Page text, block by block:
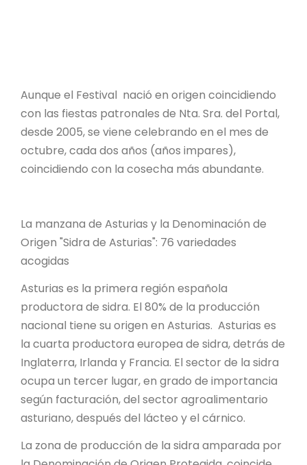
Aunque el Festival nació en origen coincidiendo
con las fiestas patronales de Nta. Sra. del Portal,
desde 2005, se viene celebrando en el mes de
octubre, cada dos años (años impares),
coincidiendo con la cosecha más abundante.
La manzana de Asturias y la Denominación de
Origen "Sidra de Asturias": 76 variedades
acogidas
Asturias es la primera región española
productora de sidra. El 80% de la producción
nacional tiene su origen en Asturias. Asturias es
la cuarta productora europea de sidra, detrás de
Inglaterra, Irlanda y Francia. El sector de la sidra
ocupa un tercer lugar, en grado de importancia
según facturación, del sector agroalimentario
asturiano, después del lácteo y el cárnico.
La zona de producción de la sidra amparada por